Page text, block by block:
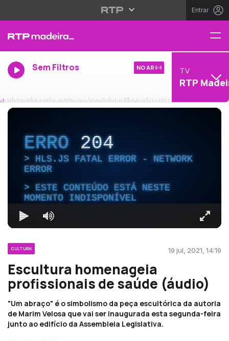
Entrar
Sem Filtros NO AR TV
RTP
ERRO204
HLS.JS FATAL ERROR - NETWORK
ERROR
ESTE CONTEÚDO ESTÁ NESTE
MOMENTO INDISPONÍVEL
CULTURA 19 jul, 2021, 14:19
Escultura homenageia
profissionais de saúde (áudio)
"Um abraço" é o simbolismo da peça escultórica da autoria
de Marim Velosa que vai ser inaugurada esta segunda-feira
junto ao edifício da Assembleia Legislativa.